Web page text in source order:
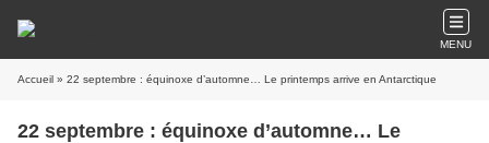
MENU
Accueil » 22 septembre : équinoxe d’automne… Le printemps arrive en Antarctique
22 septembre : équinoxe d’automne… Le